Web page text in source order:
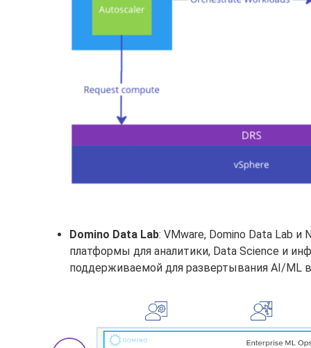
Domino Data Lab: VMware, Domino Data Lab и
платформы для аналитики, Data Science и
поддерживаемой для развертывания AI/ML